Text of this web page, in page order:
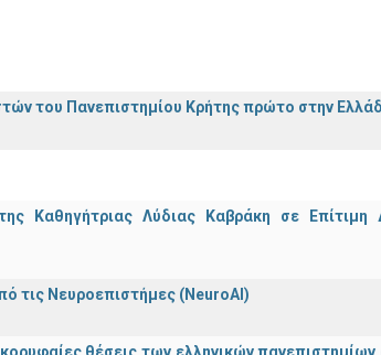
του Πανεπιστημίου Κρήτης πρώτο στην
Καθηγήτριας Λύδιας Καβράκη σε
τις Νευροεπιστήμες (NeuroAI)